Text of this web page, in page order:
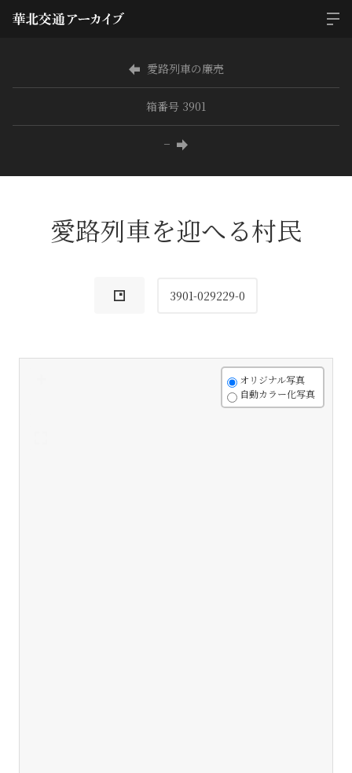
愛路列車の廉売
箱番号 3901
−
愛路列車を迎へる村民
3901-029229-0
オリジナル写真
自動カラー化写真